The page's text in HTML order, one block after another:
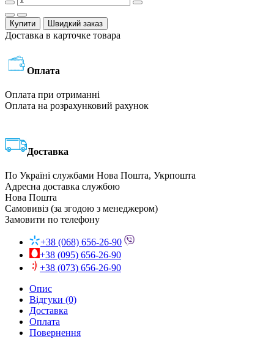
Купити Швидкий заказ
Доставка в карточке товара
Оплата
Оплата при отриманні
Оплата на розрахунковий рахунок
Доставка
По Україні службами Нова Пошта, Укрпошта
Адресна доставка службою
Нова Пошта
Самовивіз (за згодою з менеджером)
Замовити по телефону
+38 (068) 656-26-90
+38 (095) 656-26-90
+38 (073) 656-26-90
Опис
Відгуки (0)
Доставка
Оплата
Повернення